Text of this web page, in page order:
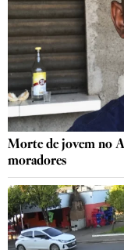
Morte de jovem no
moradores